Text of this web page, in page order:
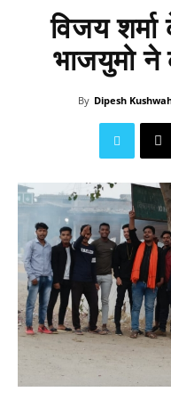
विजय
भाजयुमो ने
By Dipesh